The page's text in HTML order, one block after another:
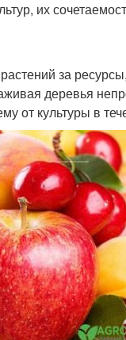
их
за
деревья
от культуры в